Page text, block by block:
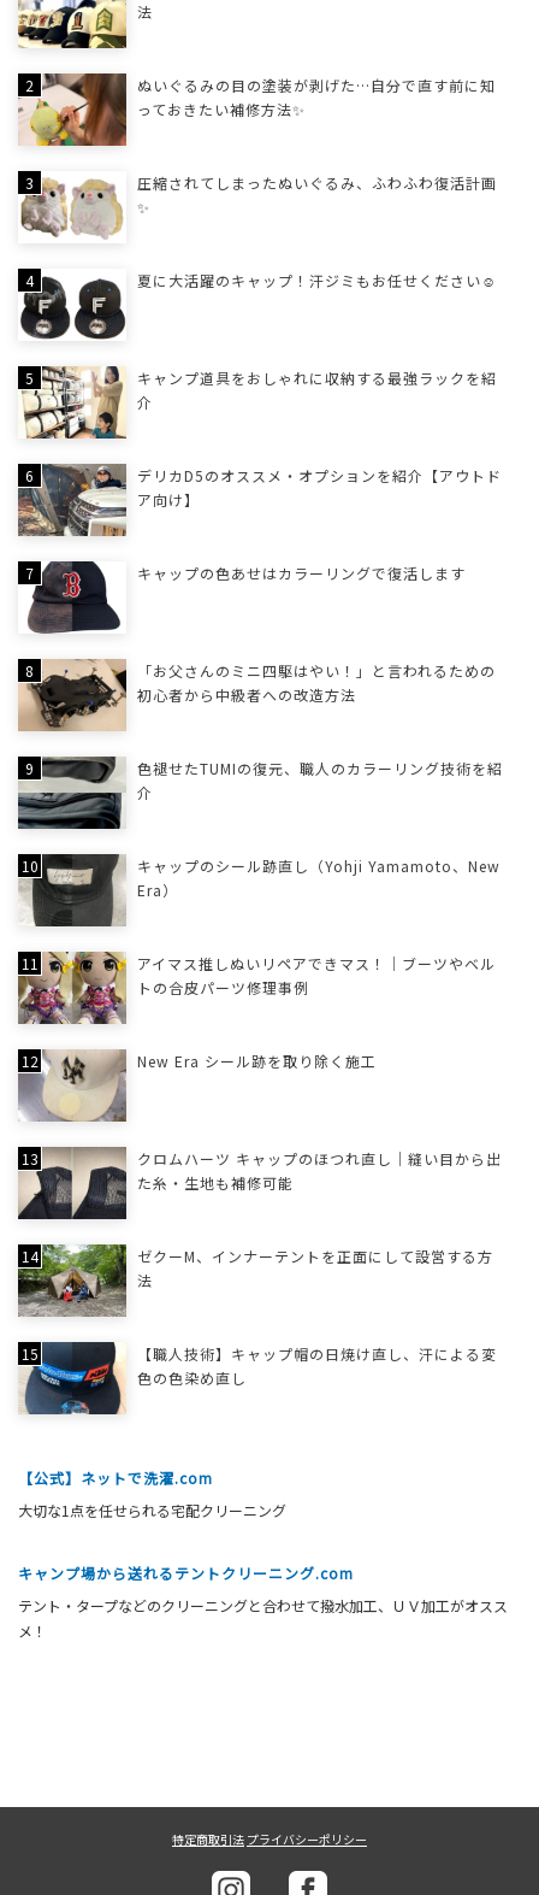
法
ぬいぐるみの目の塗装が剥げた…自分で直す前に知
っておきたい補修方法✨
圧縮されてしまったぬいぐるみ、ふわふわ復活計画
✨
夏に大活躍のキャップ！汗ジミもお任せください☺
キャンプ道具をおしゃれに収納する最強ラックを紹
介
デリカD5のオススメ・オプションを紹介【アウトド
ア向け】
キャップの色あせはカラーリングで復活します
「お父さんのミニ四駆はやい！」と言われるための
初心者から中級者への改造方法
色褪せたTUMIの復元、職人のカラーリング技術を紹
介
キャップのシール跡直し（Yohji Yamamoto、New
Era）
アイマス推しぬいリペアできマス！｜ブーツやベル
トの合皮パーツ修理事例
New Era シール跡を取り除く施工
クロムハーツ キャップのほつれ直し｜縫い目から出
た糸・生地も補修可能
ゼクーM、インナーテントを正面にして設営する方
法
【職人技術】キャップ帽の日焼け直し、汗による変
色の色染め直し
【公式】ネットで洗濯.com
大切な1点を任せられる宅配クリーニング
キャンプ場から送れるテントクリーニング.com
テント・タープなどのクリーニングと合わせて撥水加工、ＵＶ加工がオスス
メ！
特定商取引法 プライバシーポリシー